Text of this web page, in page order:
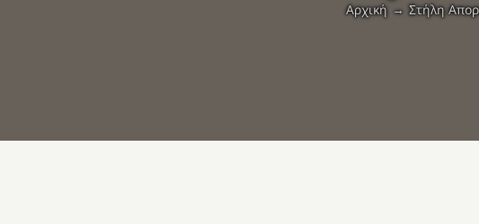
Αρχική Στήλη